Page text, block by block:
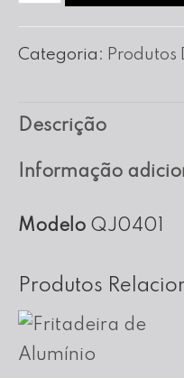
Forma
nº
04
Categoria: Produtos
Descrição
Informação
Modelo QJ0401
Produtos